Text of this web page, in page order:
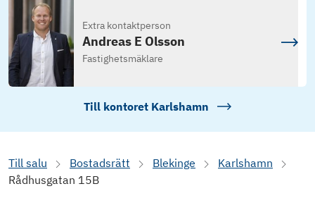
Extra kontaktperson
Andreas E Olsson
Fastighetsmäklare
Till kontoret Karlshamn
Till salu Bostadsrätt Blekinge
Karlshamn
Rådhusgatan 15B